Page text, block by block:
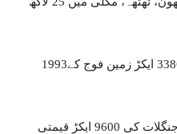
1993ع میں حکومت نے بہاولپور میں 33866 ایکڑ زمین فوج کے
جون 2015 میں حکومت سندھ نے جنگلات کی 9600 ایکڑ قیمتی